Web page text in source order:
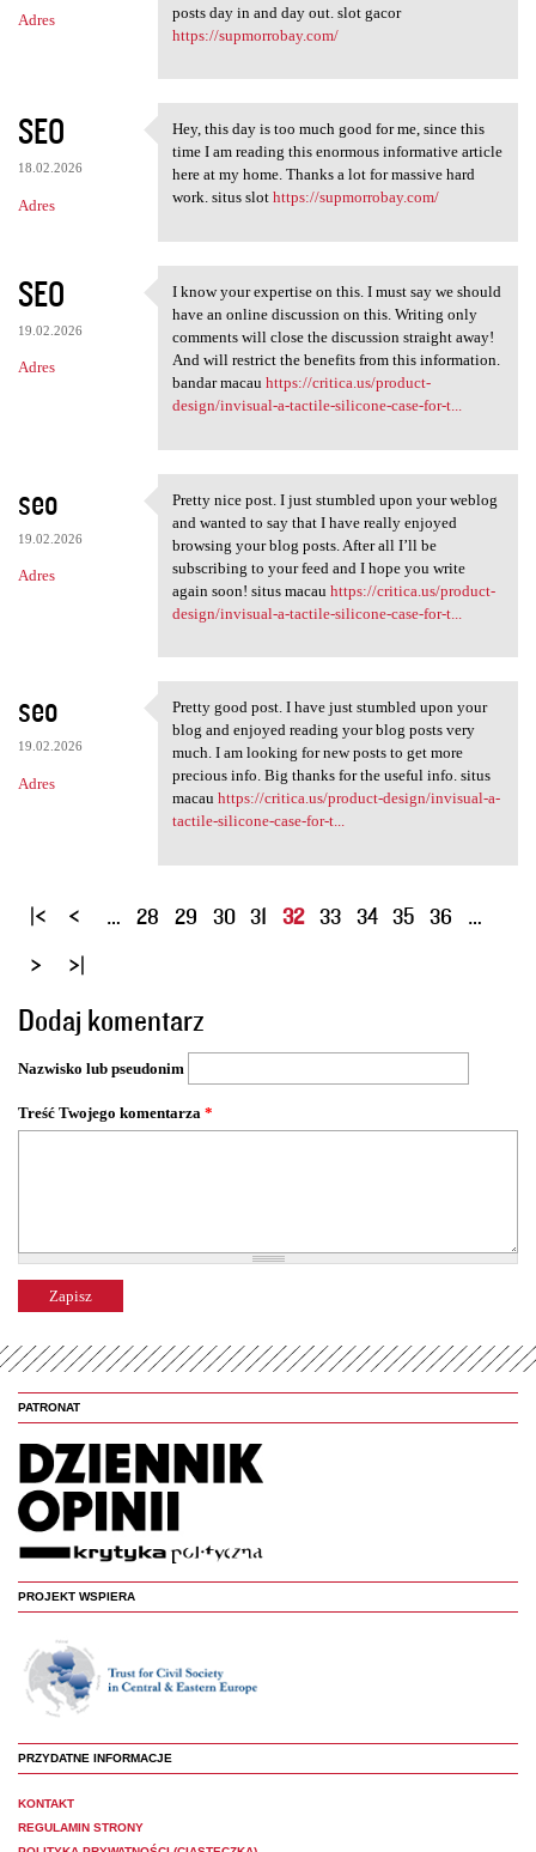
Adres
posts day in and day out. slot gacor
https://supmorrobay.com/
SEO
18.02.2026
Adres
Hey, this day is too much
Hey, this day is too much good for me, since this
time I am reading this enormous informative article
here at my home. Thanks a lot for massive hard
work. situs slot https://supmorrobay.com/
SEO
19.02.2026
Adres
I know your expertise on this
I know your expertise on this. I must say we should
have an online discussion on this. Writing only
comments will close the discussion straight away!
And will restrict the benefits from this information.
bandar macau https://critica.us/product-
design/invisual-a-tactile-silicone-case-for-t...
seo
19.02.2026
Adres
Pretty nice post. I just
Pretty nice post. I just stumbled upon your weblog
and wanted to say that I have really enjoyed
browsing your blog posts. After all I’ll be
subscribing to your feed and I hope you write
again soon! situs macau https://critica.us/product-
design/invisual-a-tactile-silicone-case-for-t...
seo
19.02.2026
Adres
Pretty good post. I have just
Pretty good post. I have just stumbled upon your
blog and enjoyed reading your blog posts very
much. I am looking for new posts to get more
precious info. Big thanks for the useful info. situs
macau https://critica.us/product-design/invisual-a-
tactile-silicone-case-for-t...
S
o
n
y
… 28 29 30 31 32 33 34 35 36 …
Dodaj komentarz
Nazwisko lub pseudonim
Treść Twojego komentarza *
PATRONAT
PROJEKT WSPIERA
PRZYDATNE INFORMACJE
KONTAKT
REGULAMIN STRONY